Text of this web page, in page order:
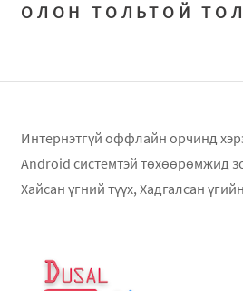
ОЛОН ТОЛЬТОЙ
Интернэтгүй оффлайн орчинд
Android системтэй төхөөрөмжид
Хайсан үгний түүх, Хадгалсан